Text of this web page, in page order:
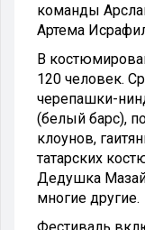
команды
Артема
В
120 человек.
черепашки-
(белый барс),
клоунов,
татарских
Дедушка
многие другие.
Фестиваль